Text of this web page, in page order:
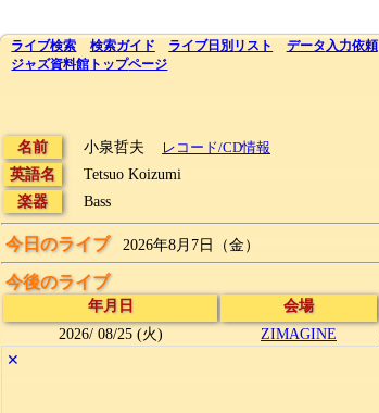
ライブ検索 検索ガイド ライブ日別 リスト データ入力依頼
ジャズ資料館 トップページ
名前 小泉哲夫 レコード/CD情報
英語名
Tetsuo Koizumi
楽器
Bass
今日のライブ 2026年8月7日（金）
今後のライブ
年月日 会場
2026/ 08/25 (火) ZIMAGINE
✕